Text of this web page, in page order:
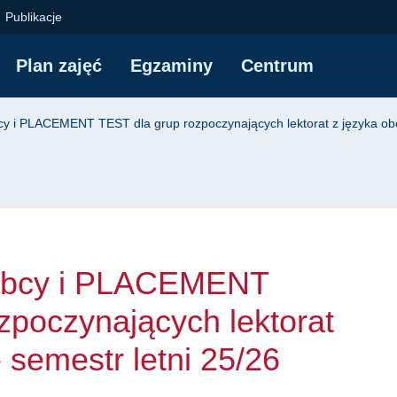
PLACEMENT
Publikacje
Plan zajęć Egzaminy Centrum
i PLACEMENT TEST dla grup rozpoczynających lektorat z języka
i PLACEMENT
lektorat
letni 25/26